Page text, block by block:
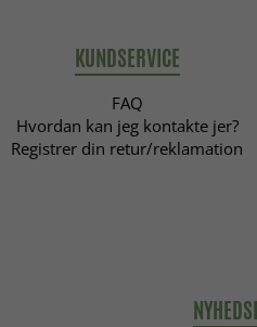
KUNDSERVICE
FAQ
Hvordan kan jeg kontakte jer?
Registrer din retur/reklamation